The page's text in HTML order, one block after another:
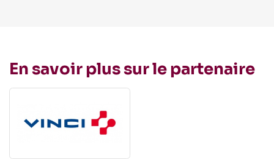
En savoir plus sur le partenaire